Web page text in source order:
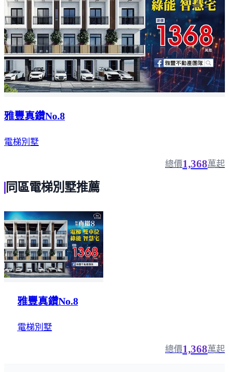
雅豐真鑽No.8
電梯別墅
總價1,368萬起
同區電梯別墅推薦
雅豐真鑽No.8
電梯別墅
總價1,368萬起